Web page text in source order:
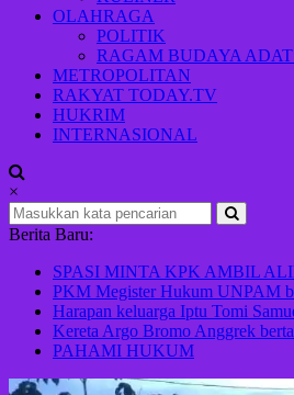
OLAHRAGA
POLITIK
RAGAM BUDAYA
METROPOLITAN
RAKYAT TODAY.TV
HUKRIM
INTERNASIONAL
×
Berita Baru:
SPASI MINTA KPK AMBIL
PKM Megister Hukum UNPAM
Harapan keluarga Iptu Tomi
Kereta Argo Bromo Anggrek
PAHAMI HUKUM